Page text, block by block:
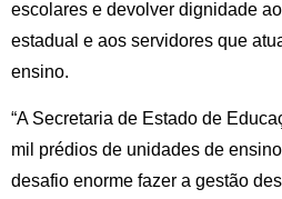
escolares e devolver dignidade
estadual e aos servidores que
ensino.
“A Secretaria de Estado de
mil prédios de unidades de
desafio enorme fazer a gestão